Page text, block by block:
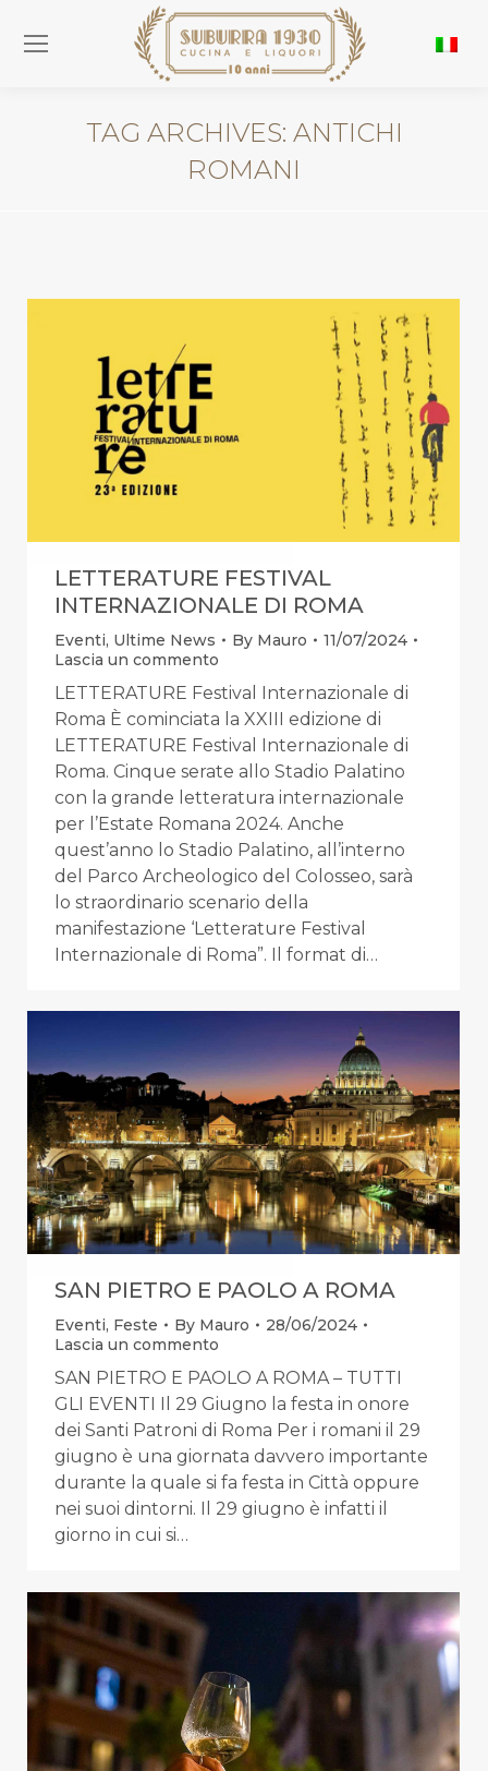
TAG ARCHIVES: ANTICHI
ROMANI
LETTERATURE FESTIVAL
INTERNAZIONALE DI ROMA
Eventi, Ultime News By Mauro
11/07/2024
Lascia un commento
LETTERATURE Festival Internazionale di
Roma È cominciata la XXIII edizione di
LETTERATURE Festival Internazionale di
Roma. Cinque serate allo Stadio Palatino
con la grande letteratura internazionale
per l’Estate Romana 2024. Anche
quest’anno lo Stadio Palatino, all’interno
del Parco Archeologico del Colosseo, sarà
lo straordinario scenario della
manifestazione ‘Letterature Festival
Internazionale di Roma”. Il format di…
SAN PIETRO E PAOLO A ROMA
Eventi, Feste By Mauro
28/06/2024
Lascia un commento
SAN PIETRO E PAOLO A ROMA – TUTTI
GLI EVENTI Il 29 Giugno la festa in onore
dei Santi Patroni di Roma Per i romani il 29
giugno è una giornata davvero importante
durante la quale si fa festa in Città oppure
nei suoi dintorni. Il 29 giugno è infatti il
giorno in cui si…